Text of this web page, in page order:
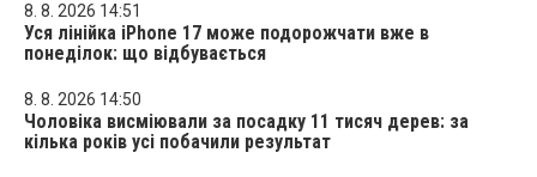
8. 8. 2026 14:51
Уся лінійка iPhone 17 може подорожчати вже в
понеділок: що відбувається
8. 8. 2026 14:50
Чоловіка висміювали за посадку 11 тисяч дерев: за
кілька років усі побачили результат